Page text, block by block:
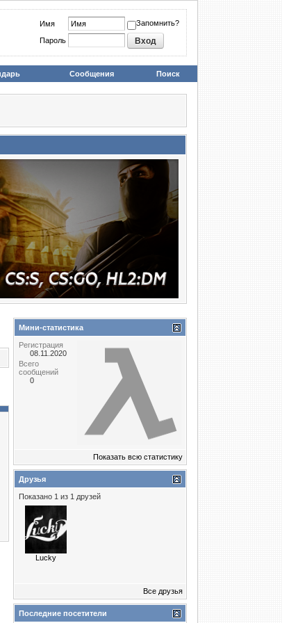
Имя Запомнить?
Пароль
Сообщения Поиск
Мини-статистика
Регистрация
08.11.2020
Всего
сообщений
0
Показать всю статистику
Друзья
Показано 1 из 1 друзей
Lucky
Все друзья
Последние посетители